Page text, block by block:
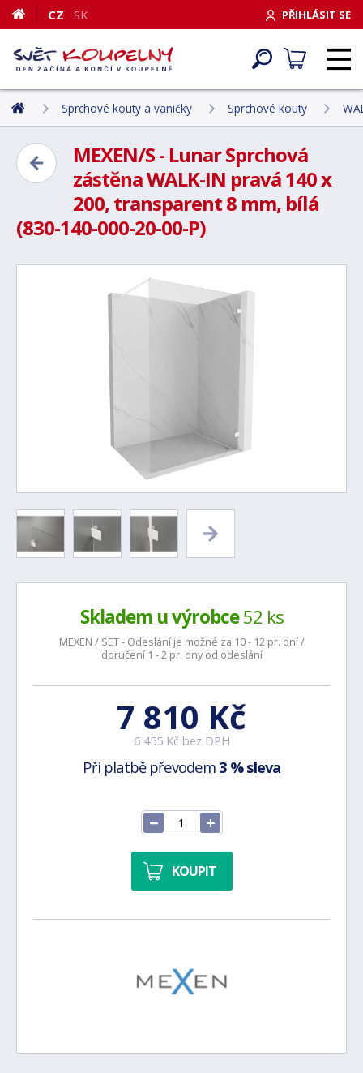
PŘIHLÁSIT SE
CZ SK
Sprchové kouty a vaničky Sprchové kouty
MEXEN/S - Lunar Sprchová
zástěna WALK-IN pravá 140 x
200, transparent 8 mm, bílá
(830-140-000-20-00-P)
Skladem u výrobce52 ks
MEXEN / SET - Odeslání je možné za 10 - 12 pr. dní /
doručení 1 - 2 pr. dny od odeslání
7 810 Kč
6 455 Kč bez DPH
Při platbě převodem 3 % sleva
KOUPIT